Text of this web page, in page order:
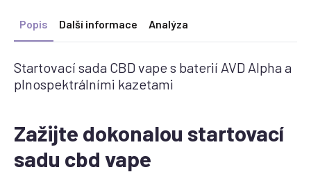
Popis Další informace Analýza
Startovací sada CBD vape s baterií AVD Alpha a
plnospektrálními kazetami
Zažijte dokonalou startovací
sadu cbd vape